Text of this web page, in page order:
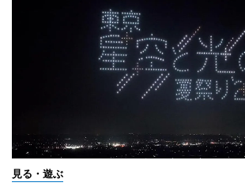
見る・遊ぶ